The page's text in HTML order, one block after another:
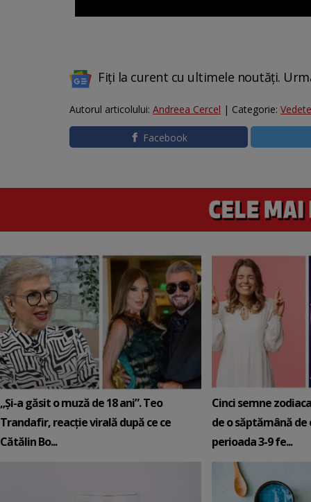
Fiți la curent cu ultimele noutăți.
Autorul articolului: Andreea Cercel | Categorie: Vedete
Facebook
„Și-a găsit o muză de 18 ani”. Teo
Trandafir, reacție virală după ce ce
Cătălin Bo...
Cinci semne
de o săptămână de
perioada 3-9 fe...